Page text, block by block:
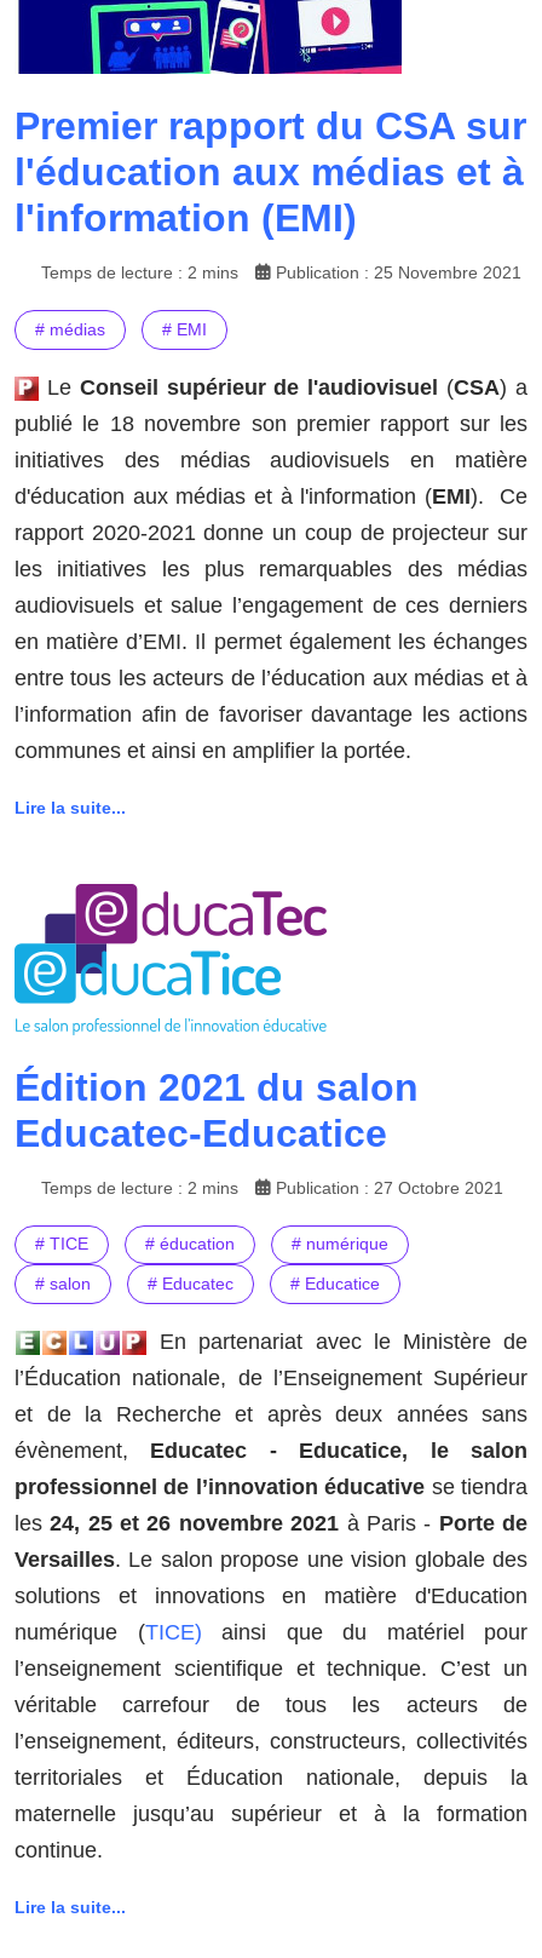
Premier rapport du CSA sur
l'éducation aux médias et à
l'information (EMI)
Temps de lecture : 2 mins Publication : 25 Novembre 2021
# médias # EMI
Le Conseil supérieur de l'audiovisuel (CSA) a
publié le 18 novembre son premier rapport sur les
initiatives des médias audiovisuels en matière
d'éducation aux médias et à l'information (EMI). Ce
rapport 2020-2021 donne un coup de projecteur sur
les initiatives les plus remarquables des médias
audiovisuels et salue l’engagement de ces derniers
en matière d’EMI. Il permet également les échanges
entre tous les acteurs de l’éducation aux médias et à
l’information afin de favoriser davantage les actions
communes et ainsi en amplifier la portée.
Lire la suite...
Édition 2021 du salon
Educatec-Educatice
Temps de lecture : 2 mins Publication : 27 Octobre 2021
# TICE # éducation # numérique
# salon # Educatec # Educatice
En partenariat avec le Ministère de
l’Éducation nationale, de l’Enseignement Supérieur
et de la Recherche et après deux années sans
évènement, Educatec - Educatice, le salon
professionnel de l’innovation éducative se tiendra
les 24, 25 et 26 novembre 2021 à Paris - Porte de
Versailles. Le salon propose une vision globale des
solutions et innovations en matière d'Education
numérique (TICE) ainsi que du matériel pour
l’enseignement scientifique et technique. C’est un
véritable carrefour de tous les acteurs de
l’enseignement, éditeurs, constructeurs, collectivités
territoriales et Éducation nationale, depuis la
maternelle jusqu’au supérieur et à la formation
continue.
Lire la suite...